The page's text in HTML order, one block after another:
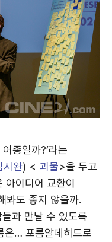
종일까?’라는
시완) < 괴물>을 두고
아이디어 교환이
봐도 좋지 않을까.
과 만날 수 있도록
은… 포름알데히드로